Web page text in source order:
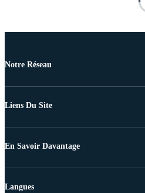
Notre Réseau
Liens Du Site
En Savoir Davantage
Langues